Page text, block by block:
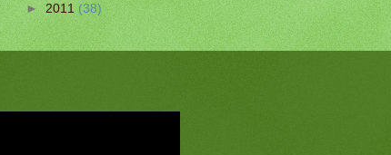
► 2011(38)